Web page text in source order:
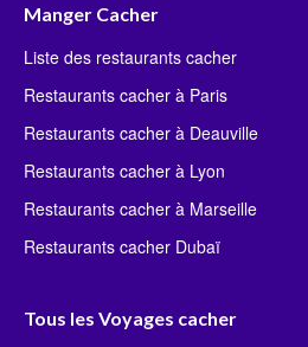
Manger Cacher
Liste des restaurants cacher
Restaurants cacher à Paris
Restaurants cacher à Deauville
Restaurants cacher à Lyon
Restaurants cacher à Marseille
Restaurants cacher Dubaï
Tous les Voyages cacher